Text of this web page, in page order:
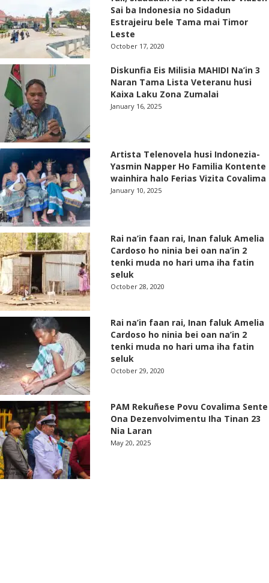
Sai ba Indonesia no Sidadun
Estrajeiru bele Tama mai Timor
Leste
October 17, 2020
Diskunfia Eis Milisia MAHIDI Na’in 3
Naran Tama Lista Veteranu husi
Kaixa Laku Zona Zumalai
January 16, 2025
Artista Telenovela husi Indonezia-
Yasmin Napper Ho Familia Kontente
wainhira halo Ferias Vizita Covalima
January 10, 2025
Rai na’in faan rai, Inan faluk Amelia
Cardoso ho ninia bei oan na’in 2
tenki muda no hari uma iha fatin
seluk
October 28, 2020
Rai na’in faan rai, Inan faluk Amelia
Cardoso ho ninia bei oan na’in 2
tenki muda no hari uma iha fatin
seluk
October 29, 2020
PAM Rekuñese Povu Covalima Sente
Ona Dezenvolvimentu Iha Tinan 23
Nia Laran
May 20, 2025